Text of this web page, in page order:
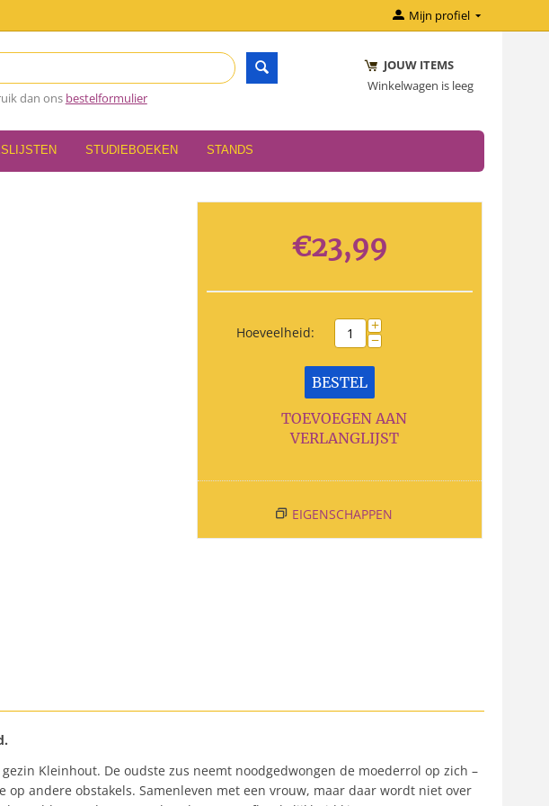
Mijn profiel
dan ons bestelformulier
JOUW ITEMS
Winkelwagen is leeg
STUDIEBOEKEN STANDS
€23,99
Hoeveelheid: +
−
BESTEL
TOEVOEGEN AAN
VERLANGLIJST
EIGENSCHAPPEN
Kleinhout. De oudste zus neemt noodgedwongen de moederrol op zich –
andere obstakels. Samenleven met een vrouw, maar daar wordt niet over